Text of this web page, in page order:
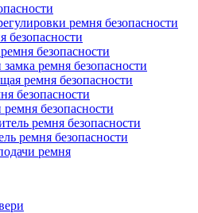
ремня безопасности
безопасности
безопасности
ремня безопасности
ремня безопасности
безопасности
безопасности
ремня безопасности
ремня безопасности
ремня